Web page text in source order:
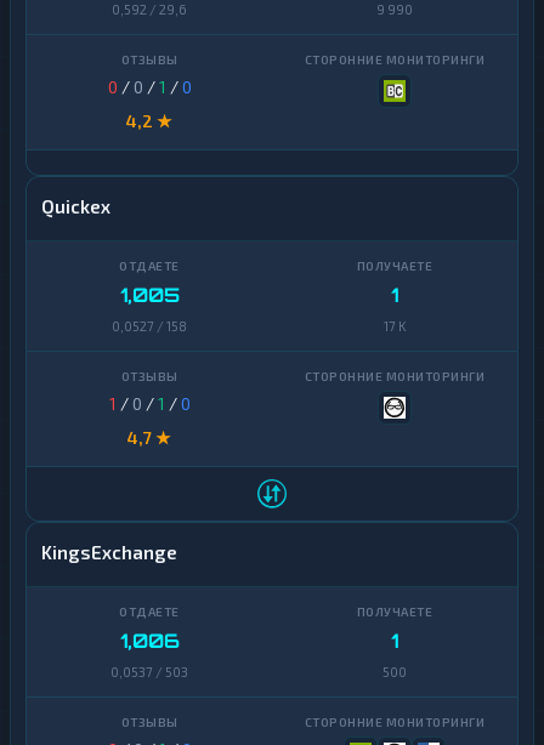
0,592 / 29,6 9 990
0 / 0 /1 /0
4,2 ★
Quickex
1,005
0,0527 / 158
1
17 K
1 / 0 /1 /0
4,7 ★
KingsExchange
1,006
0,0537 / 503
1
500